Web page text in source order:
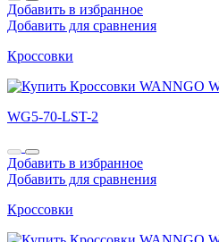
Добавить в избранное
Добавить для сравнения
Кроссовки
WG5-70-LST-2
Добавить в избранное
Добавить для сравнения
Кроссовки